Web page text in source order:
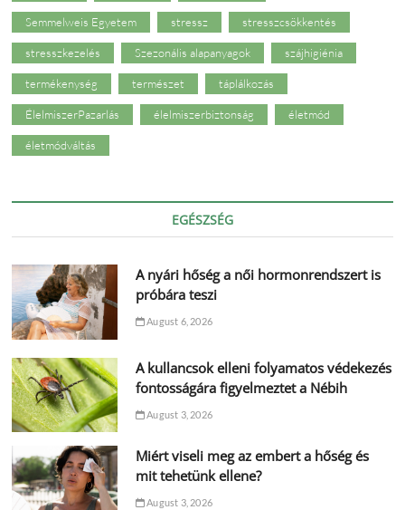
Semmelweis Egyetem stressz stresszcsökkentés
stresszkezelés Szezonális alapanyagok szájhigiénia
termékenység természet táplálkozás
ÉlelmiszerPazarlás élelmiszerbiztonság életmód
életmódváltás
EGÉSZSÉG
A nyári hőség a női hormonrendszert is
próbára teszi
August 6, 2026
A kullancsok elleni folyamatos védekezés
fontosságára figyelmeztet a Nébih
August 3, 2026
Miért viseli meg az embert a hőség és
mit tehetünk ellene?
August 3, 2026